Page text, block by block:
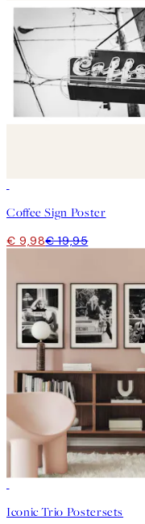
Coffee Sign Poster
€ 9,98€ 19,95
Iconic Trio Postersets